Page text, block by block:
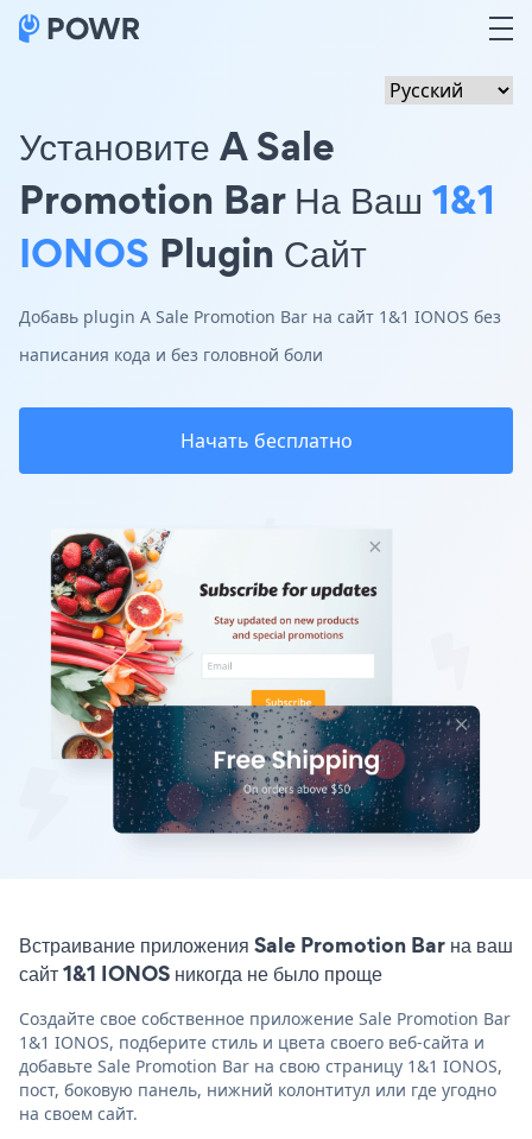
Установите A Sale
Promotion Bar На Ваш 1&1
IONOS Plugin Сайт
Добавь plugin A Sale Promotion Bar на сайт 1&1 IONOS без
написания кода и без головной боли
Начать бесплатно
Встраивание приложения Sale Promotion Bar на ваш
сайт 1&1 IONOS никогда не было проще
Создайте свое собственное приложение Sale Promotion Bar
1&1 IONOS, подберите стиль и цвета своего веб-сайта и
добавьте Sale Promotion Bar на свою страницу 1&1 IONOS,
пост, боковую панель, нижний колонтитул или где угодно
на своем сайт.